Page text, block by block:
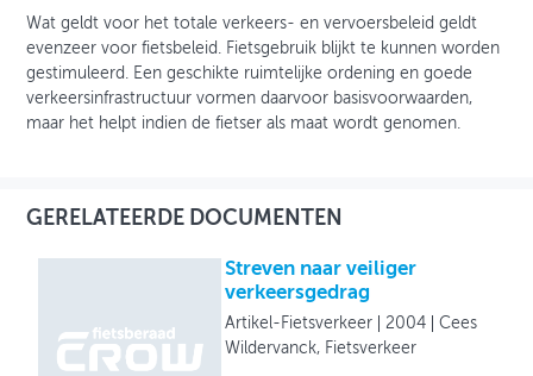
Wat geldt voor het totale verkeers- en vervoersbeleid geldt
evenzeer voor fietsbeleid. Fietsgebruik blijkt te kunnen worden
gestimuleerd. Een geschikte ruimtelijke ordening en goede
verkeersinfrastructuur vormen daarvoor basisvoorwaarden,
maar het helpt indien de fietser als maat wordt genomen.
GERELATEERDE DOCUMENTEN
Streven naar veiliger
verkeersgedrag
Artikel-Fietsverkeer 2004
Cees
Wildervanck, Fietsverkeer